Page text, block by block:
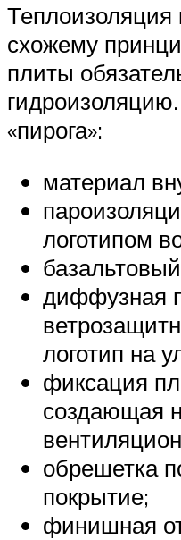
Теплоизоляция
схожему
плиты
«пирога»:
материал
логотипом
диффузная
логотип на
фиксация
создающая
обрешетка
покрытие;
финишная